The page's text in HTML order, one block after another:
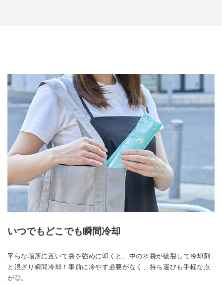
いつでもどこでも瞬間冷却
平らな場所に置いて袋を強めに叩くと、中の水袋が破裂して冷却剤
と混ざり瞬間冷却！事前に冷やす必要がなく、持ち運びも手軽な点
が◎。